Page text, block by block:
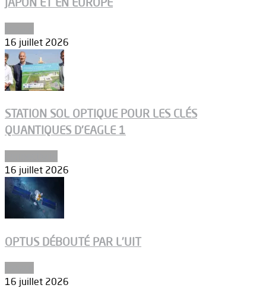
16 juillet 2026
STATION SOL OPTIQUE POUR LES CLÉS
QUANTIQUES D’EAGLE 1
16 juillet 2026
OPTUS DÉBOUTÉ PAR L’UIT
16 juillet 2026